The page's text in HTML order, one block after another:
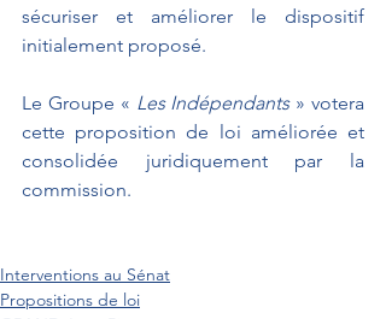
sécuriser et améliorer le dispositif
initialement proposé.
Le Groupe « Les Indépendants » votera
cette proposition de loi améliorée et
consolidée juridiquement par la
commission.
Interventions au Sénat
Propositions de loi